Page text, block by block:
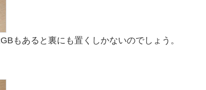
もあると裏にも置くしかないのでしょう。